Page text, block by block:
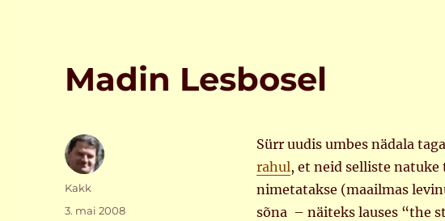
Madin Lesbosel
Sürr uudis umbes nädala
rahul, et neid selliste
nimetatakse (maailmas
sõna – näiteks lauses “the
Autor
Kakk
Postitatud
3. mai 2008